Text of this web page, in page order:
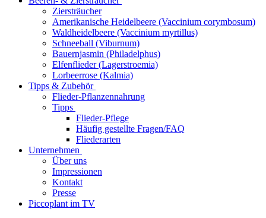
Ziersträucher
Amerikanische Heidelbeere (Vaccinium corymbosum)
Waldheidelbeere (Vaccinium myrtillus)
Schneeball (Viburnum)
Bauernjasmin (Philadelphus)
Elfenflieder (Lagerstroemia)
Lorbeerrose (Kalmia)
Tipps & Zubehör
Flieder-Pflanzennahrung
Tipps
Flieder-Pflege
Häufig gestellte Fragen/FAQ
Fliederarten
Unternehmen
Über uns
Impressionen
Kontakt
Presse
Piccoplant im TV